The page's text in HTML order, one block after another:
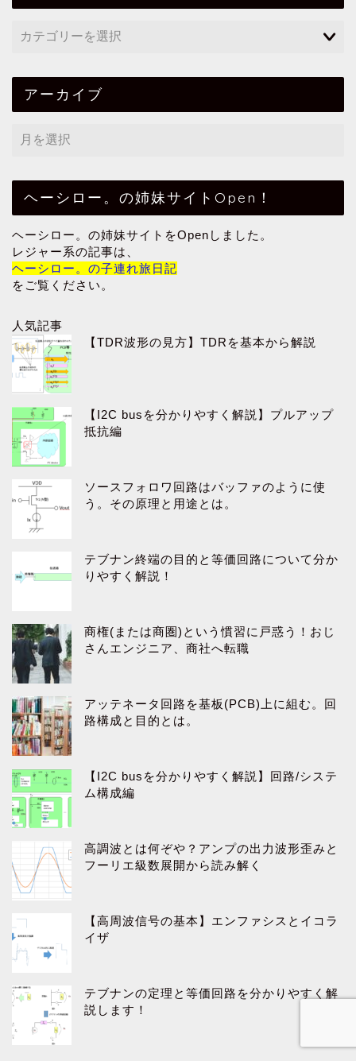
アーカイブ
ヘーシロー。の姉妹サイトOpen！
ヘーシロー。の姉妹サイトをOpenしました。
レジャー系の記事は、
ヘーシロー。の子連れ旅日記
をご覧ください。
人気記事
【TDR波形の見方】TDRを基本から解説
【I2C busを分かりやすく解説】プルアップ
抵抗編
ソースフォロワ回路はバッファのように使
う。その原理と用途とは。
テブナン終端の目的と等価回路について分か
りやすく解説！
商権(または商圏)という慣習に戸惑う！おじ
さんエンジニア、商社へ転職
アッテネータ回路を基板(PCB)上に組む。回
路構成と目的とは。
【I2C busを分かりやすく解説】回路/システ
ム構成編
高調波とは何ぞや？アンプの出力波形歪みと
フーリエ級数展開から読み解く
【高周波信号の基本】エンファシスとイコラ
イザ
テブナンの定理と等価回路を分かりやすく解
説します！